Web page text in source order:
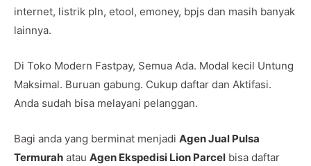
internet, listrik pln, etool, emoney, bpjs dan masih banyak
lainnya.
Di Toko Modern Fastpay, Semua Ada. Modal kecil Untung
Maksimal. Buruan gabung. Cukup daftar dan Aktifasi.
Anda sudah bisa melayani pelanggan.
Bagi anda yang berminat menjadi Agen Jual Pulsa
Termurah atau Agen Ekspedisi Lion Parcel bisa daftar